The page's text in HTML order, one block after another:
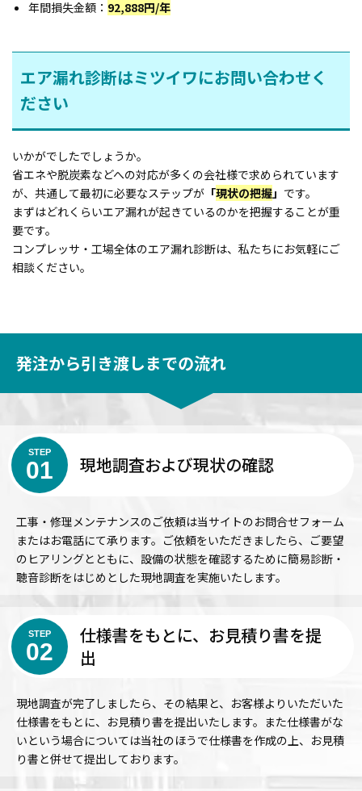
年間損失金額： 92,888円/年
エア漏れ診断はミツイワにお問い合わせく
ださい
いかがでしたでしょうか。
省エネや脱炭素などへの対応が多くの会社様で求められています
が、共通して最初に必要なステップが 「現状の把握」 です。
まずはどれくらいエア漏れが起きているのかを把握することが重
要です。
コンプレッサ・工場全体のエア漏れ診断は、私たちにお気軽にご
相談ください。
発注から引き渡しまでの流れ
STEP
01 現地調査および現状の確認
工事・修理メンテナンスのご依頼は当サイトのお問合せフォーム
またはお電話にて承ります。ご依頼をいただきましたら、ご要望
のヒアリングとともに、設備の状態を確認するために簡易診断・
聴音診断をはじめとした現地調査を実施いたします。
STEP
02
仕様書をもとに、お見積り書を提
出
現地調査が完了しましたら、その結果と、お客様よりいただいた
仕様書をもとに、お見積り書を提出いたします。また仕様書がな
いという場合については当社のほうで仕様書を作成の上、お見積
り書と併せて提出しております。